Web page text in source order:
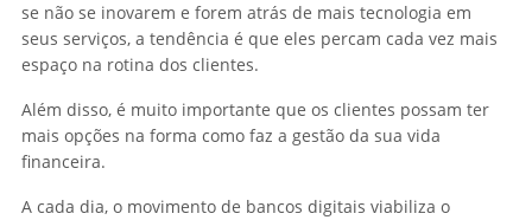
se não se inovarem e forem atrás de mais tecnologia em
seus serviços, a tendência é que eles percam cada vez mais
espaço na rotina dos clientes.
Além disso, é muito importante que os clientes possam ter
mais opções na forma como faz a gestão da sua vida
financeira.
A cada dia, o movimento de bancos digitais viabiliza o